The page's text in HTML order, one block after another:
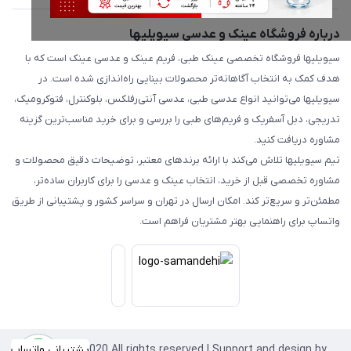
درباره فروشگاه عینک و عدسی سیویلیها
سیویلیها فروشگاه تخصصی عینک طبی، فریم عینک و عدسی عینک است که با
هدف کمک به انتخاب آگاهانه‌تر محصولات بینایی راه‌اندازی شده است. در
سیویلیها می‌توانید انواع عدسی طبی، عدسی آنتی‌رفلکس، بلوکنترل، فتوکرومیک،
تدریجی، دبل آسفریک و فریم‌های طبی را بررسی و برای خرید مناسب‌ترین گزینه
مشاوره دریافت کنید.
تیم سیویلیها تلاش می‌کند با ارائه برندهای معتبر، توضیحات دقیق محصولات و
مشاوره تخصصی قبل از خرید، انتخاب عینک و عدسی را برای کاربران ساده‌تر،
مطمئن‌تر و سریع‌تر کند. امکان ارسال در تهران و سراسر کشور و پشتیبانی از طریق
واتساپ برای راهنمایی بهتر مشتریان فراهم است.